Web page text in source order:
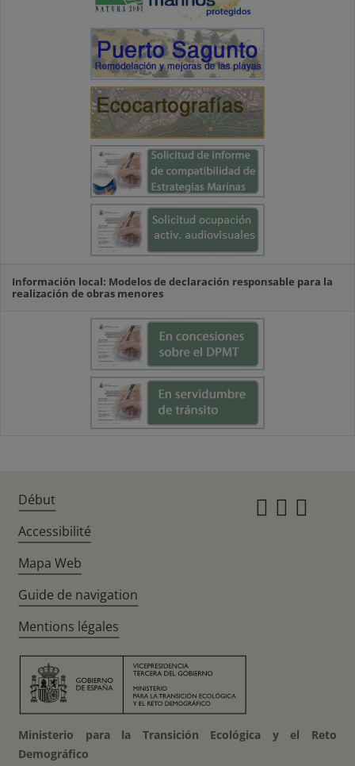
Información local: Modelos de declaración responsable para la
realización de obras menores
Début
Accessibilité
Mapa Web
Guide de navigation
Mentions légales
Ministerio para la Transición Ecológica y el Reto
Demográfico